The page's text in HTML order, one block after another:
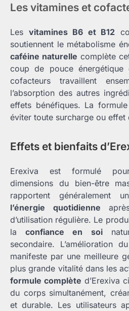
Les vitamines et
Les vitamines B6 et B12
soutiennent le métabolisme
caféine naturelle complète
coup de pouce
cofacteurs travaillent
l’absorption des autres
effets bénéfiques. La
éviter toute surcharge ou
Effets et bienfaits
Erexiva est formulé
dimensions du bien-être
rapportent généralement
l’énergie quotidienne
d’utilisation régulière. Le
laconfiance en soi
secondaire. L’amélioration
manifeste par une meilleure
plus grande vitalité dans les
formule complète d’Erexiva
du corps simultanément,
et durable. Les utilisateurs